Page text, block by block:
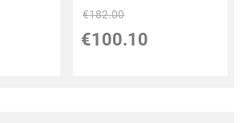
€182.00
€100.10